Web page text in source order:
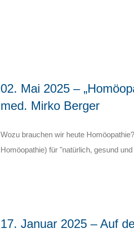
02. Mai 2025 –
med. Mirko Berger
Wozu brauchen wir heute
Homöopathie) für "natürlich, gesund
17. Januar 2025 – Auf